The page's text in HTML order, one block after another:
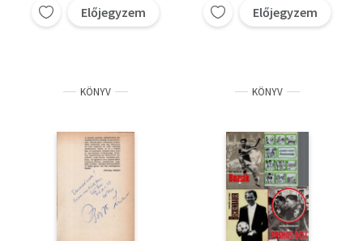
Előjegyzem Előjegyzem
KÖNYV KÖNYV